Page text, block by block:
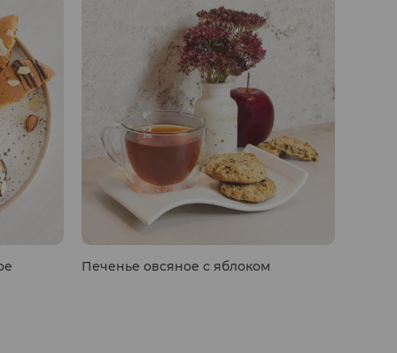
Печенье овсяное с яблоком